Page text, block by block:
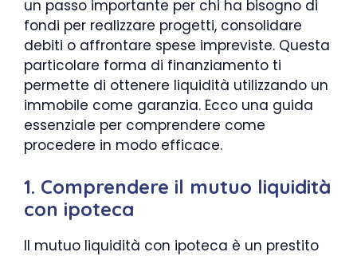
un passo importante per chi ha bisogno di
fondi per realizzare progetti, consolidare
debiti o affrontare spese impreviste. Questa
particolare forma di finanziamento ti
permette di ottenere liquidità utilizzando un
immobile come garanzia. Ecco una guida
essenziale per comprendere come
procedere in modo efficace.
1. Comprendere il mutuo liquidità
con ipoteca
Il mutuo liquidità con ipoteca è un prestito